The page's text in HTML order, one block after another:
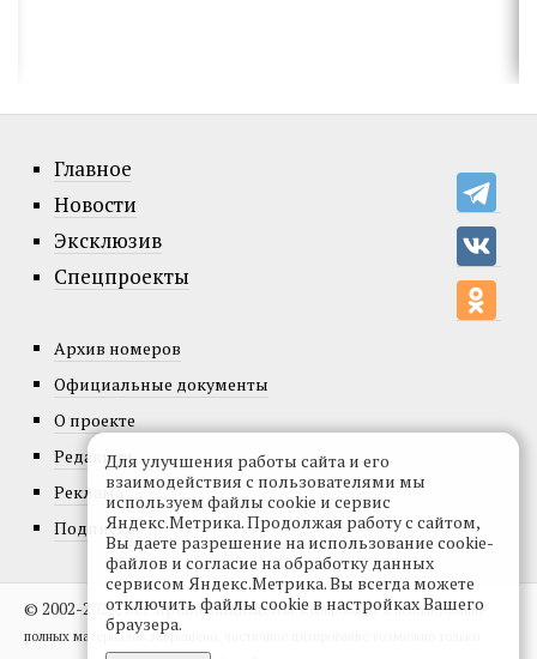
Главное
Новости
Эксклюзив
Спецпроекты
Архив номеров
Официальные документы
О проекте
Редакция
Реклама
Подписка
© 2002-2026, Все права защищены.Копирование и использование
полных материалов запрещено, частичное цитирование возможно только
Для улучшения работы сайта и его
взаимодействия с пользователями мы
используем файлы cookie и сервис
Яндекс.Метрика. Продолжая работу с сайтом,
Вы даете разрешение на использование cookie-
файлов и согласие на обработку данных
сервисом Яндекс.Метрика. Вы всегда можете
отключить файлы cookie в настройках Вашего
браузера.